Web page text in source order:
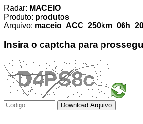
Radar: MACEIO
Produto: produtos
Arquivo:
Insira o captcha para